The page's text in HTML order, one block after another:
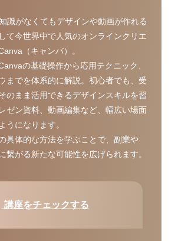
識がなくてもデザインや動画が作れる
て今世界中で人気のオンラインクリエ
（キャンバ）。
の基礎操作から応用テクニック、
までを体系的に解説。初心者でも、受
のまま活用できるデザインスキルを習
ゼン資料、動画編集など、幅広い場面
うになります。
具体的な方法を学ぶことで、副業や
繋がる新たな可能性を広げられます。
講座をチェックする